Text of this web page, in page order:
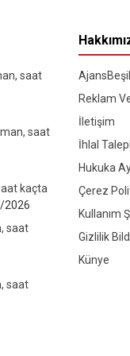
saat
saat
kaçta
2026
saat
saat
Reklam
İletişim
İhlal
Hukuka
Çerez
Kullanım
Gizlilik
Künye